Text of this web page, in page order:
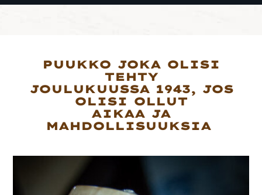
PUUKKO JOKA OLISI
TEHTY
JOULUKUUSSA 1943, JOS
OLISI OLLUT
AIKAA JA
MAHDOLLISUUKSIA